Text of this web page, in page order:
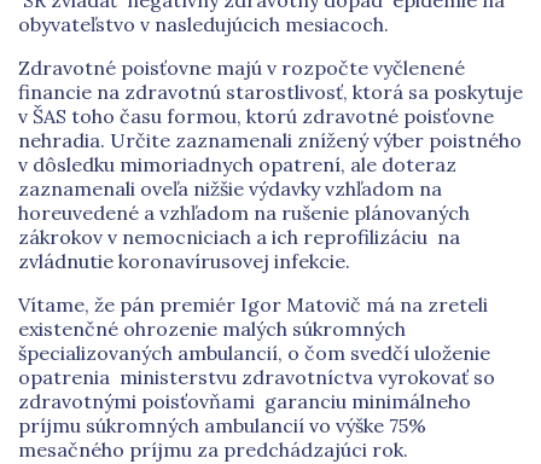
obyvateľstvo v nasledujúcich mesiacoch.
Zdravotné poisťovne majú v rozpočte vyčlenené
financie na zdravotnú starostlivosť, ktorá sa poskytuje
v ŠAS toho času formou, ktorú zdravotné poisťovne
nehradia. Určite zaznamenali znížený výber poistného
v dôsledku mimoriadnych opatrení, ale doteraz
zaznamenali oveľa nižšie výdavky vzhľadom na
horeuvedené a vzhľadom na rušenie plánovaných
zákrokov v nemocniciach a ich reprofilizáciu na
zvládnutie koronavírusovej infekcie.
Vítame, že pán premiér Igor Matovič má na zreteli
existenčné ohrozenie malých súkromných
špecializovaných ambulancií, o čom svedčí uloženie
opatrenia ministerstvu zdravotníctva vyrokovať so
zdravotnými poisťovňami garanciu minimálneho
príjmu súkromných ambulancií vo výške 75%
mesačného príjmu za predchádzajúci rok.